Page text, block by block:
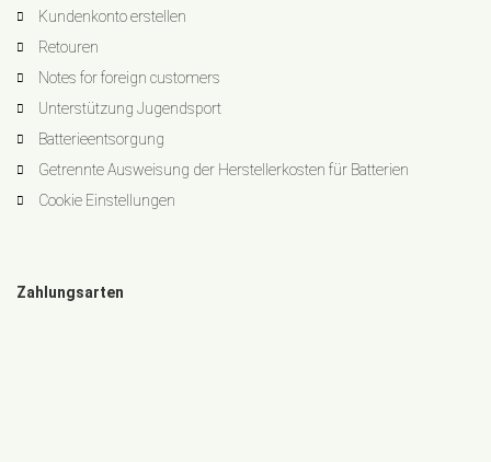
Kundenkonto erstellen
Retouren
Notes for foreign customers
Unterstützung Jugendsport
Batterieentsorgung
Getrennte Ausweisung der Herstellerkosten für Batterien
Cookie Einstellungen
Zahlungsarten